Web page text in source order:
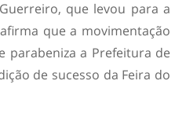
que levou para a
que a movimentação
parabeniza a Prefeitura de
de sucesso da Feira do